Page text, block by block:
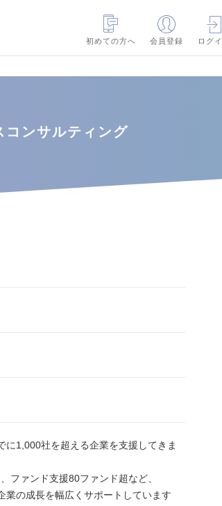
初めての方へ
会員登録 ログ
コンサルティング
1,000社を超える企業を支援してきま
ファンド支援80ファンド超など、
業の成長を幅広くサポートしています